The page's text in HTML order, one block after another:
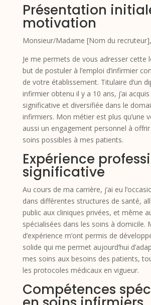
Présentation
motivation
Monsieur/Madame [Nom du recruteur],
Je me permets de vous adresser cette
but de postuler à l’emploi d’infirmier
de votre établissement. Titulaire d’un
infirmier obtenu il y a 10 ans, j’ai
significative et diversifiée dans le
infirmiers. Mon métier est plus qu’une
aussi un engagement personnel à
soins possibles à mes patients.
Expérience
significative
Au cours de ma carrière, j’ai eu
dans différentes structures de santé,
public aux cliniques privées, et même
spécialisées dans les soins à domicile.
d’expérience m’ont permis de
solide qui me permet aujourd’hui
mes soins aux besoins des patients,
les protocoles médicaux en vigueur.
Compétences